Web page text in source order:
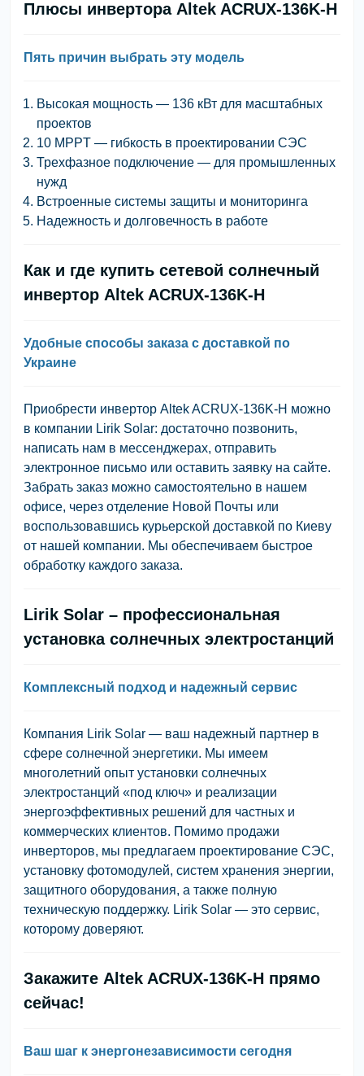
Плюсы инвертора Altek ACRUX-136K-H
Пять причин выбрать эту модель
Высокая мощность — 136 кВт для масштабных
проектов
10 MPPT — гибкость в проектировании СЭС
Трехфазное подключение — для промышленных
нужд
Встроенные системы защиты и мониторинга
Надежность и долговечность в работе
Как и где купить сетевой солнечный
инвертор Altek ACRUX-136K-H
Удобные способы заказа с доставкой по
Украине
Приобрести инвертор Altek ACRUX-136K-H можно
в компании Lirik Solar: достаточно позвонить,
написать нам в мессенджерах, отправить
электронное письмо или оставить заявку на сайте.
Забрать заказ можно самостоятельно в нашем
офисе, через отделение Новой Почты или
воспользовавшись курьерской доставкой по Киеву
от нашей компании. Мы обеспечиваем быстрое
обработку каждого заказа.
Lirik Solar – профессиональная
установка солнечных электростанций
Комплексный подход и надежный сервис
Компания Lirik Solar — ваш надежный партнер в
сфере солнечной энергетики. Мы имеем
многолетний опыт установки солнечных
электростанций «под ключ» и реализации
энергоэффективных решений для частных и
коммерческих клиентов. Помимо продажи
инверторов, мы предлагаем проектирование СЭС,
установку фотомодулей, систем хранения энергии,
защитного оборудования, а также полную
техническую поддержку. Lirik Solar — это сервис,
которому доверяют.
Закажите Altek ACRUX-136K-H прямо
сейчас!
Ваш шаг к энергонезависимости сегодня